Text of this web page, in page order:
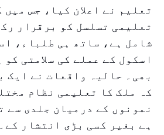
تعلیم نے اعلان کیا، جس میں
تعلیمی تسلسل کو برقرار
شامل ہے، ساتھ ہی طلباء،
اسکول کے عملے کی سلامتی کو
بھی۔ حالیہ واقعات نے ایک
کہ ملک کا تعلیمی نظام
نمونوں کے درمیان جلدی سے
ہے بغیر کسی بڑی انتشار کے۔